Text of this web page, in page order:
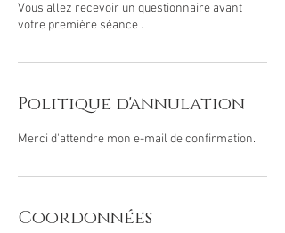
Vous allez recevoir un questionnaire avant
Politique d'annulation
Merci d'attendre mon e-mail de confirmation.
Coordonnées